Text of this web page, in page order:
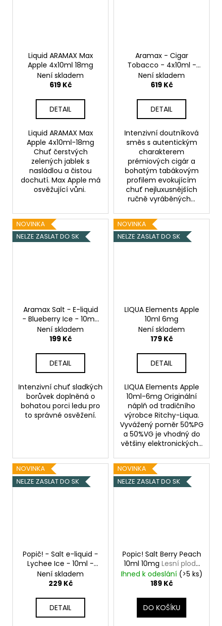
Liquid ARAMAX Max
Apple 4x10ml 18mg
Není skladem
619 Kč
DETAIL
Liquid ARAMAX Max
Apple 4x10ml-18mg
Chuť čerstvých
zelených jablek s
nasládlou a čistou
dochutí. Max Apple má
osvěžující vůni.
Aramax - Cigar
Tobacco - 4x10ml -
12mg
Není skladem
619 Kč
DETAIL
Intenzivní doutníková
směs s autentickým
charakterem
prémiových cigár a
bohatým tabákovým
profilem evokujícím
chuť nejluxusnějších
ručně vyráběných...
NOVINKA
NELZE ZASLAT DO SK
Aramax Salt - E-liquid
- Blueberry Ice - 10mg
Ledová borůvka
Není skladem
199 Kč
DETAIL
Intenzivní chuť sladkých
borůvek doplněná o
bohatou porci ledu pro
to správné osvěžení.
NOVINKA
NELZE ZASLAT DO SK
LIQUA Elements Apple
10ml 6mg
Není skladem
179 Kč
DETAIL
LIQUA Elements Apple
10ml-6mg Originální
náplň od tradičního
výrobce Ritchy-Liqua.
Vyvážený poměr 50%PG
a 50%VG je vhodný do
většiny elektronických...
NOVINKA
NELZE ZASLAT DO SK
Popič! - Salt e-liquid -
Lychee Ice - 10ml -
20mgChladivé Liči
Není skladem
229 Kč
DETAIL
NOVINKA
NELZE ZASLAT DO SK
Popic! Salt Berry Peach
10ml 10mg Lesní plody
s broskví
Ihned k odeslání (>5 ks)
189 Kč
DO KOŠÍKU